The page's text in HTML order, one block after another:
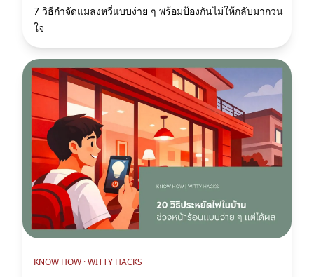
7 วิธีกําจัดแมลงหวี่แบบง่าย ๆ พร้อมป้องกันไม่ให้กลับมากวน
ใจ
KNOW HOW ·WITTY HACKS